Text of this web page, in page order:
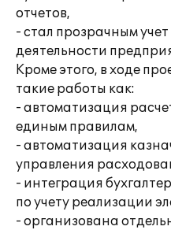
отчетов,
- стал прозрачным
деятельности
Кроме этого, в ходе
такие работы как:
- автоматизация
единым правилам,
- автоматизация
управления
- интеграция
по учету реализации
- организована